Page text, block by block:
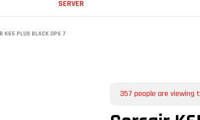
SERVER
K65 PLUS BLACK OPS 7
357 people are viewing